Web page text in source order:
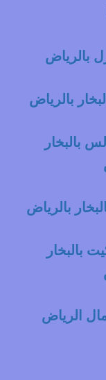
بالرياض
بالرياض
بالبخار
بالرياض
بالبخار
الرياض